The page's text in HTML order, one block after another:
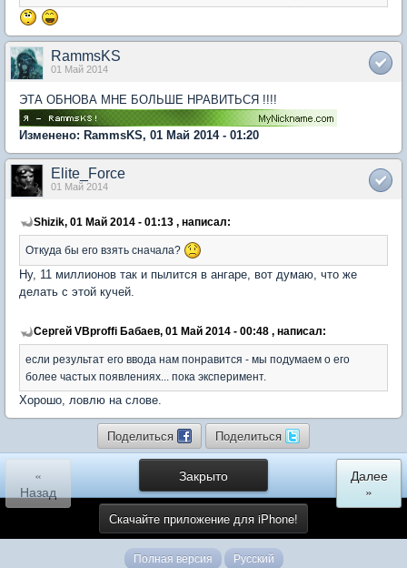
RammsKS
01 Май 2014
ЭТА ОБНОВА МНЕ БОЛЬШЕ НРАВИТЬСЯ !!!!
Изменено: RammsKS, 01 Май 2014 - 01:20
Elite_Force
01 Май 2014
Shizik, 01 Май 2014 - 01:13 , написал:
Откуда бы его взять сначала?
Ну, 11 миллионов так и пылится в ангаре, вот думаю, что же
делать с этой кучей.
Сергей VBprоffi Бабаев, 01 Май 2014 - 00:48 , написал:
если результат его ввода нам понравится - мы подумаем о его
более частых появлениях... пока эксперимент.
Хорошо, ловлю на слове.
Поделиться Поделиться
Закрыто
«
Назад
Далее
»
Скачайте приложение для iPhone!
Полная версия Русский